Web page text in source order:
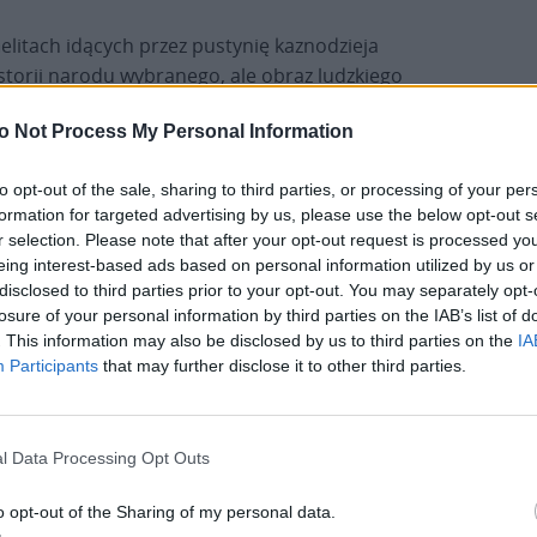
Not Process My Personal Information
opt-out of the sale, sharing to third parties, or processing of your
for targeted advertising by us, please use the below opt-out
selection. Please note that after your opt-out request is processed
interest-based ads based on personal information utilized by us
to third parties prior to your opt-out. You may separately
of your personal information by third parties on the IAB’s list of
This information may also be disclosed by us to third parties on the
Participants that may further disclose it to other third parties.
Data Processing Opt Outs
opt-out of the Sharing of my personal data.
idących przez pustynię kaznodzieja
narodu wybranego, ale obraz ludzkiego
emocjonalnej, moralnej, kiedy wydaje się, że
kiedy relacje się rozpadają, wiara słabnie, a
– stwierdził bp Orchowicz.
Młodzi często boją się przyszłości i pytają, czy
zakładać rodzinę, czy świat daje jeszcze
i bezpieczeństwo. Małżonkowie zmagają
z kryzysami, przemęczeniem, brakiem czasu dla
się o dzieci żyjące z dala od Kościoła. Coraz
zagubienia duchowego –